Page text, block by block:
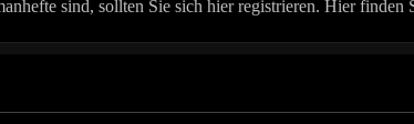
sind, sollten Sie sich hier registrieren. Hier finden